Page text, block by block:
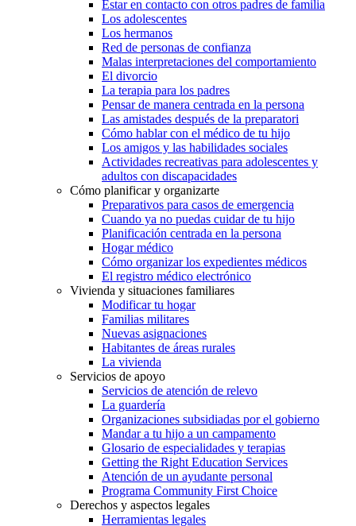
Estar en contacto con otros padres de familia
Los adolescentes
Los hermanos
Red de personas de confianza
Malas interpretaciones del comportamiento
El divorcio
La terapia para los padres
Pensar de manera centrada en la persona
Las amistades después de la preparatori
Cómo hablar con el médico de tu hijo
Los amigos y las habilidades sociales
Actividades recreativas para adolescentes y
adultos con discapacidades
Cómo planificar y organizarte
Preparativos para casos de emergencia
Cuando ya no puedas cuidar de tu hijo
Planificación centrada en la persona
Hogar médico
Cómo organizar los expedientes médicos
El registro médico electrónico
Vivienda y situaciones familiares
Modificar tu hogar
Familias militares
Nuevas asignaciones
Habitantes de áreas rurales
La vivienda
Servicios de apoyo
Servicios de atención de relevo
La guardería
Organizaciones subsidiadas por el gobierno
Mandar a tu hijo a un campamento
Glosario de especialidades y terapias
Getting the Right Education Services
Atención de un ayudante personal
Programa Community First Choice
Derechos y aspectos legales
Herramientas legales